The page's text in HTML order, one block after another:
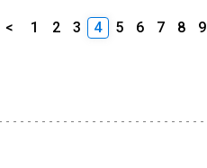
< 1 2 3 4 5 6 7 8 9